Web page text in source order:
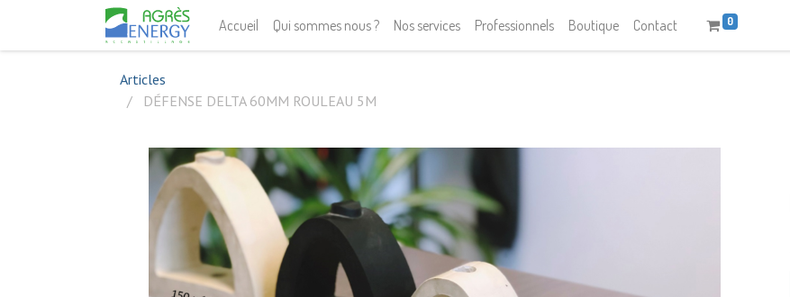
Accueil Qui sommes nous ? Nos services Professionnels Boutique Contact 0
Articles
DÉFENSE DELTA 60MM ROULEAU 5M